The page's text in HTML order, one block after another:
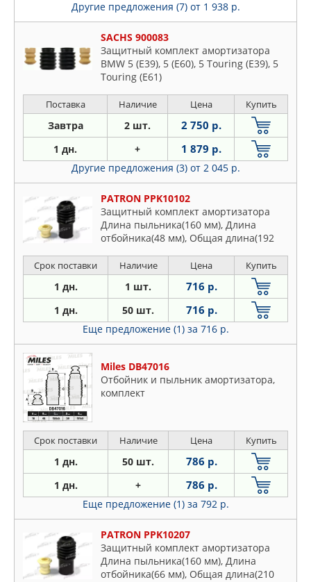
Другие предложения (7) от 1 938 р.
SACHS 900083
Защитный комплект амортизатора
BMW 5 (E39), 5 (E60), 5 Touring (E39), 5
Touring (E61)
Поставка Наличие Цена Купить
Завтра 2 шт. 2 750 р.
1 дн. + 1 879 р.
Другие предложения (3) от 2 045 р.
PATRON PPK10102
Защитный комплект амортизатора
Длина пыльника(160 мм), Длина
отбойника(48 мм), Общая длина(192
мм), Диаметр штока амортизатора (13
мм)
Срок поставки Наличие Цена Купить
1 дн. 1 шт. 716 р.
1 дн. 50 шт. 716 р.
Еще предложение (1) за 716 р.
Miles DB47016
Отбойник и пыльник амортизатора,
комплект
Срок поставки Наличие Цена Купить
1 дн. 50 шт. 786 р.
1 дн. + 786 р.
Еще предложение (1) за 792 р.
PATRON PPK10207
Защитный комплект амортизатора
Длина пыльника(160 мм), Длина
отбойника(66 мм), Общая длина(210